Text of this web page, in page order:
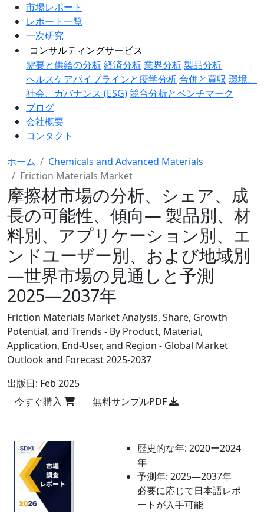
市場レポート
レポート一覧
一次研究
コンサルティングサービス
需要と供給の分析経済分析業界分析製品分析
ヘルスケアパイプラインと疫学分析合併と買収 環境、
社会、ガバナンス (ESG)競合分析とベンチマーク
ブログ
会社概要
コンタクト
ホーム
Chemicals and Advanced Materials
Friction Materials Market
摩擦材市場の分析、シェア、成
長の可能性、傾向― 製品別、材
料別、アプリケーション別、エ
ンドユーザー別、および地域別
―世界市場の見通しと予測
2025―2037年
Friction Materials Market Analysis, Share, Growth
Potential, and Trends - By Product, Material,
Application, End-User, and Region - Global Market
Outlook and Forecast 2025-2037
出版日: Feb 2025
今すぐ購入
無料サンプルPDF
歴史的な年: 2020ー2024
年
予測年: 2025―2037年
必要に応じて日本語レポ
ートが入手可能